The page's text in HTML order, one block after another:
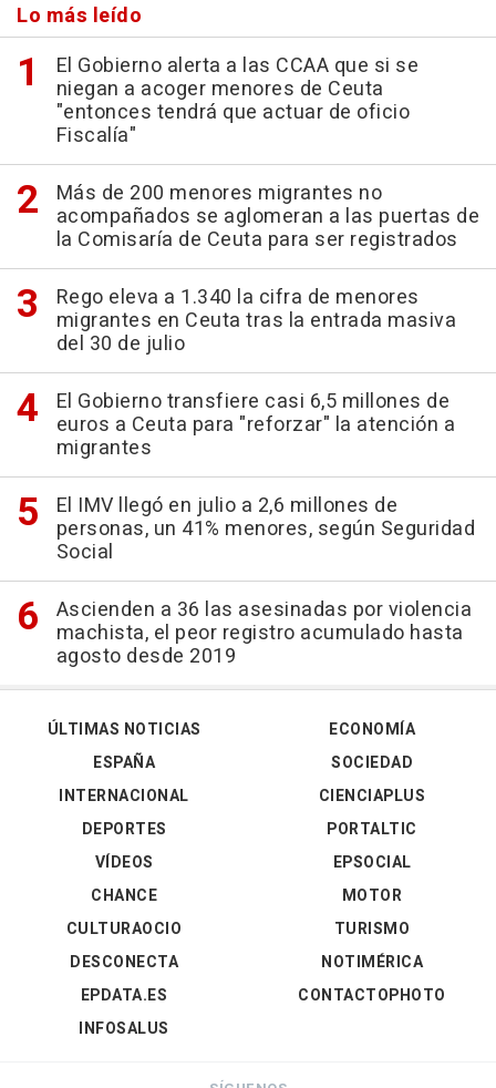
Lo más leído
El Gobierno alerta a las CCAA que si se
niegan a acoger menores de Ceuta
"entonces tendrá que actuar de oficio
Fiscalía"
Más de 200 menores migrantes no
acompañados se aglomeran a las puertas de
la Comisaría de Ceuta para ser registrados
Rego eleva a 1.340 la cifra de menores
migrantes en Ceuta tras la entrada masiva
del 30 de julio
El Gobierno transfiere casi 6,5 millones de
euros a Ceuta para "reforzar" la atención a
migrantes
El IMV llegó en julio a 2,6 millones de
personas, un 41% menores, según Seguridad
Social
Ascienden a 36 las asesinadas por violencia
machista, el peor registro acumulado hasta
agosto desde 2019
ÚLTIMAS NOTICIAS
ESPAÑA
INTERNACIONAL
DEPORTES
VÍDEOS
ECONOMÍA
SOCIEDAD
CIENCIAPLUS
PORTALTIC
EPSOCIAL
CHANCE
CULTURAOCIO
DESCONECTA
EPDATA.ES
INFOSALUS
MOTOR
TURISMO
NOTIMÉRICA
CONTACTOPHOTO